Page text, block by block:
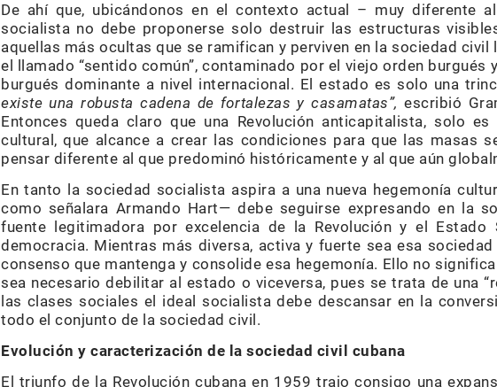
De ahí que, ubicándonos en el contexto actual – muy diferente
socialista no debe proponerse solo destruir las estructuras
aquellas más ocultas que se ramifican y perviven en la sociedad
el llamado “sentido común”, contaminado por el viejo orden
burgués dominante a nivel internacional. El estado es solo una
existe una robusta cadena de fortalezas y casamatas”,escribió
Entonces queda claro que una Revolución anticapitalista, solo
cultural, que alcance a crear las condiciones para que las masas
pensar diferente al que predominó históricamente y al que aún
En tanto la sociedad socialista aspira a una nueva hegemonía
como señalara Armando Hart— debe seguirse expresando en la
fuente legitimadora por excelencia de la Revolución y el
democracia. Mientras más diversa, activa y fuerte sea esa
consenso que mantenga y consolide esa hegemonía. Ello no
sea necesario debilitar al estado o viceversa, pues se trata de una
las clases sociales el ideal socialista debe descansar en la
todo el conjunto de la sociedad civil.
Evolución y caracterización de la sociedad civil cubana
El triunfo de la Revolución cubana en 1959 trajo consigo una